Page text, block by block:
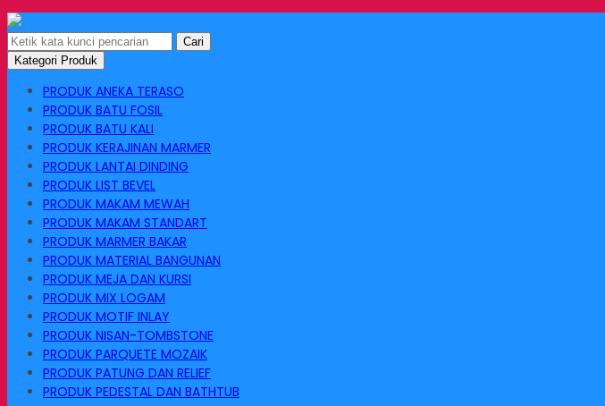
Cari
Kategori Produk
PRODUK ANEKA TERASO
PRODUK BATU FOSIL
PRODUK BATU KALI
PRODUK KERAJINAN MARMER
PRODUK LANTAI DINDING
PRODUK LIST BEVEL
PRODUK MAKAM MEWAH
PRODUK MAKAM STANDART
PRODUK MARMER BAKAR
PRODUK MATERIAL BANGUNAN
PRODUK MEJA DAN KURSI
PRODUK MIX LOGAM
PRODUK MOTIF INLAY
PRODUK NISAN-TOMBSTONE
PRODUK PARQUETE MOZAIK
PRODUK PATUNG DAN RELIEF
PRODUK PEDESTAL DAN BATHTUB